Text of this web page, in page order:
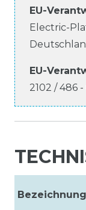
EU-
Electric-
EU-
2102 / 486 -